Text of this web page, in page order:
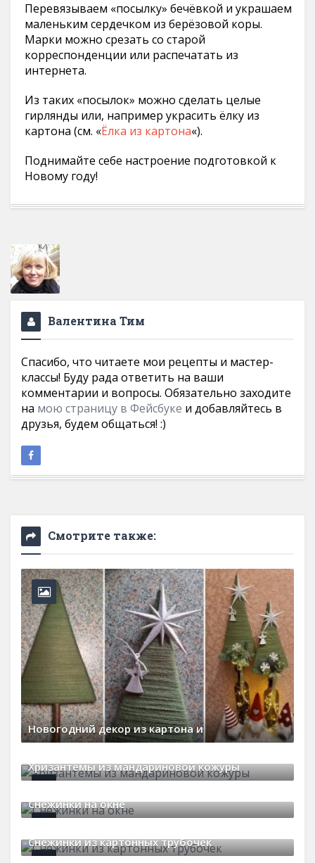
Перевязываем «посылку» бечёвкой и украшаем
маленьким сердечком из берёзовой коры.
Марки можно срезать со старой
корреспонденции или распечатать из
интернета.
Из таких «посылок» можно сделать целые
гирлянды или, например украсить ёлку из
картона (см. «Ёлка из картона«).
Поднимайте себе настроение подготовкой к
Новому году!
Валентина Тим
Спасибо, что читаете мои рецепты и мастер-
классы! Буду рада ответить на ваши
комментарии и вопросы. Обязательно заходите
на мою страницу в Фейсбуке и добавляйтесь в
друзья, будем общаться! :)
Смотрите также:
Новогодний декор из картона и
Хризантемы из мандариновой кожуры
Снежинки на окне
Снежинки из картонных трубочек